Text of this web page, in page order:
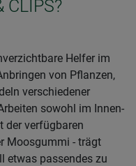
CLIPS?
Helfer im
von Pflanzen,
verschiedener
sowohl im Innen-
der verfügbaren
Moosgummi - trägt
etwas passendes zu